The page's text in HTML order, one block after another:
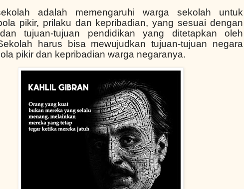
adalah memengaruhi warga sekolah untuk
pikir, prilaku dan kepribadian, yang sesuai dengan
tujuan-tujuan pendidikan yang ditetapkan oleh
harus bisa mewujudkan tujuan-tujuan negara
pikir dan kepribadian warga negaranya.